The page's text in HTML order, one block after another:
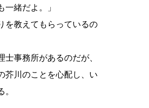
緒だよ。」
を教えてもらっているの
事務所があるのだが、
芥川のことを心配し、い